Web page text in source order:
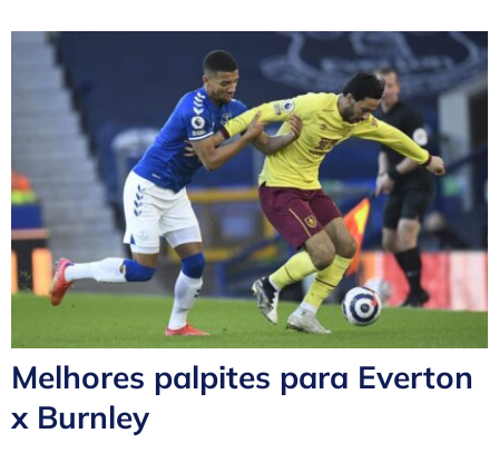
Melhores palpites para Everton
x Burnley